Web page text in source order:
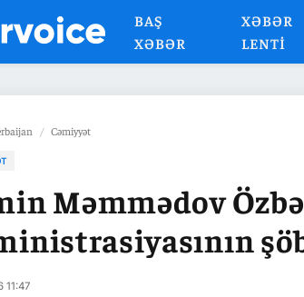
BAŞ
XƏBƏR
XƏBƏR
LENTI
/ Cəmiyyət
Məmmədov
11:47